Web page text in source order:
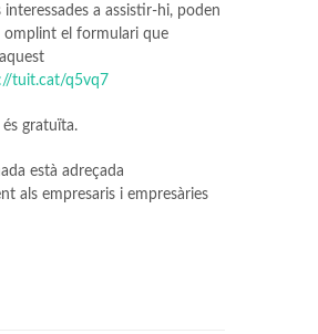
interessades a assistir-hi, poden
el formulari que
tuit.cat/q5vq7
és gratuïta.
està adreçada
als empresaris i empresàries